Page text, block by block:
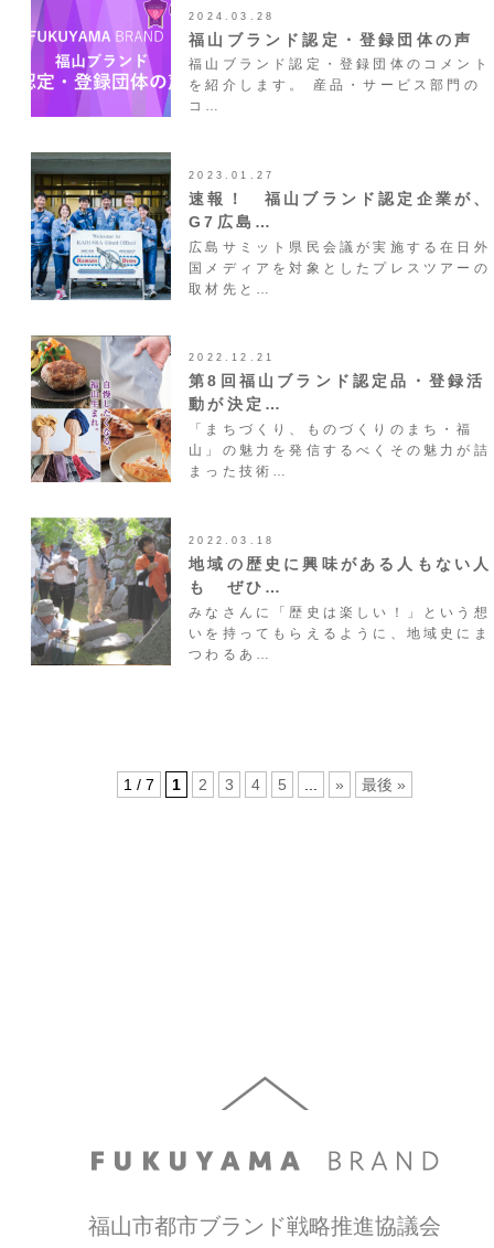
2024.03.28
福山ブランド認定・登録団体の声
福山ブランド認定・登録団体のコメント
を紹介します。 産品・サービス部門の
コ…
2023.01.27
速報！ 福山ブランド認定企業が、
G7広島…
広島サミット県民会議が実施する在日外
国メディアを対象としたプレスツアーの
取材先と…
2022.12.21
第8回福山ブランド認定品・登録活
動が決定…
「まちづくり、ものづくりのまち・福
山」の魅力を発信するべくその魅力が詰
まった技術…
2022.03.18
地域の歴史に興味がある人もない人
も ぜひ…
みなさんに「歴史は楽しい！」という想
いを持ってもらえるように、地域史にま
つわるあ…
1 / 7 1 2 3 4 5 » 最後 »
福山市都市ブランド戦略推進協議会